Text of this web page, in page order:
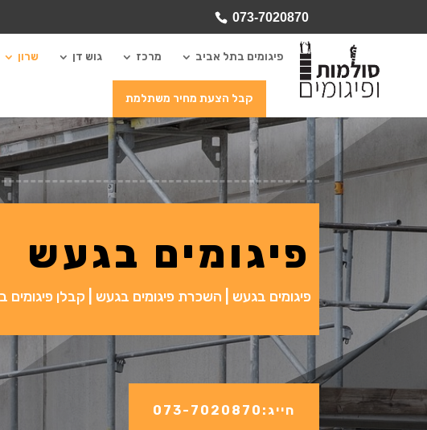
073-7020870
פיגומים בתל אביב מרכז גוש דן שרון
קבל הצעת מחיר משתלמת
פיגומים בגעש
פיגומים בגעש | השכרת פיגומים בגעש | קבלן
חייג:073-7020870